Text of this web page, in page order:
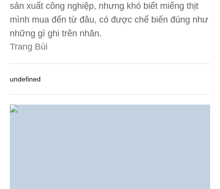
sản xuất công nghiệp, nhưng khó biết miếng thịt
mình mua đến từ đâu, có được chế biến đúng như
những gì ghi trên nhãn.
Trang Bùi
undefined